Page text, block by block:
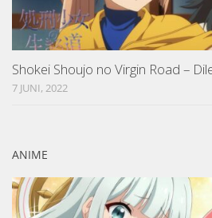
Shokei Shoujo no Virgin Road –
7 JUNI, 2022
ANIME